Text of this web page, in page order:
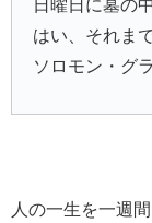
日曜日に墓の中
はい、それまで
ソロモン・グ
人の一生を一週